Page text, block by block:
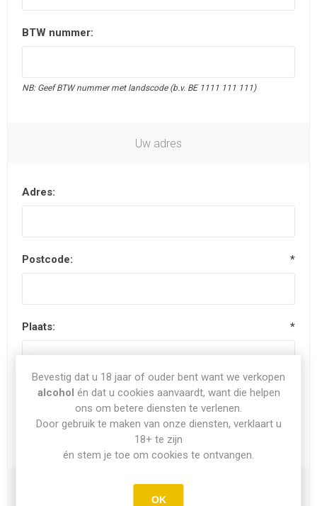
BTW nummer:
NB: Geef BTW nummer met landscode (b.v. BE 1111 111 111)
Uw adres
Adres:
Postcode: *
Plaats: *
Land:
Opties
Bevestig dat u 18 jaar of ouder bent want we verkopen
alcohol én dat u cookies aanvaardt, want die helpen
ons om betere diensten te verlenen.
Door gebruik te maken van onze diensten, verklaart u
18+ te zijn
én stem je toe om cookies te ontvangen.
OK